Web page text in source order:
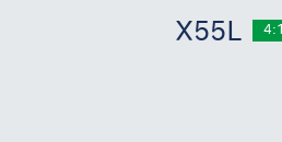
X55L 4:1